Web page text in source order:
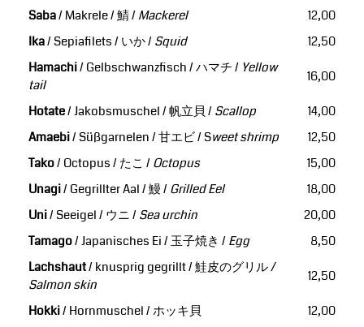
Saba/ Makrele / 鯖 /Mackerel
12,00
Ika/ Sepiafilets / いか /Squid
12,50
Hamachi/ Gelbschwanzfisch / ハマチ / Yellow
tail
16,00
Hotate/ Jakobsmuschel / 帆立貝 /Scallop
14,00
Amaebi/ Süßgarnelen / 甘エビ / Sweet shrimp
12,50
Tako/ Octopus / たこ /Octopus
15,00
Unagi/ Gegrillter Aal / 鰻 /Grilled Eel
18,00
Uni/ Seeigel / ウニ /Sea urchin
20,00
Tamago/ Japanisches Ei / 玉子焼き /Egg
8,50
Lachshaut/ knusprig gegrillt / 鮭皮のグリル/
Salmon skin
12,50
Hokki/ Hornmuschel / ホッキ貝
12,00